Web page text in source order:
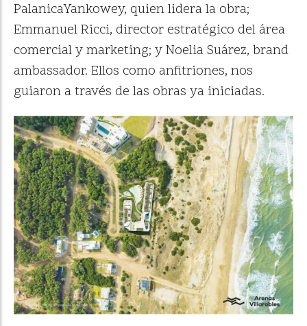
PalanicaYankowey, quien lidera la obra;
Emmanuel Ricci, director estratégico del área
comercial y marketing; y Noelia Suárez, brand
ambassador. Ellos como anfitriones, nos
guiaron a través de las obras ya iniciadas.